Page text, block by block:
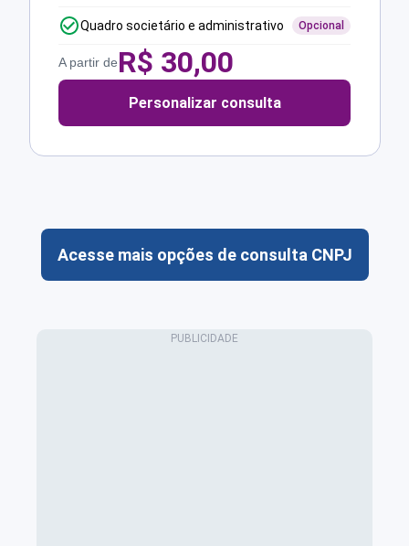
Quadro societário e administrativo Opcional
A partir deR$ 30,00
Personalizar consulta
Acesse mais opções de consulta CNPJ